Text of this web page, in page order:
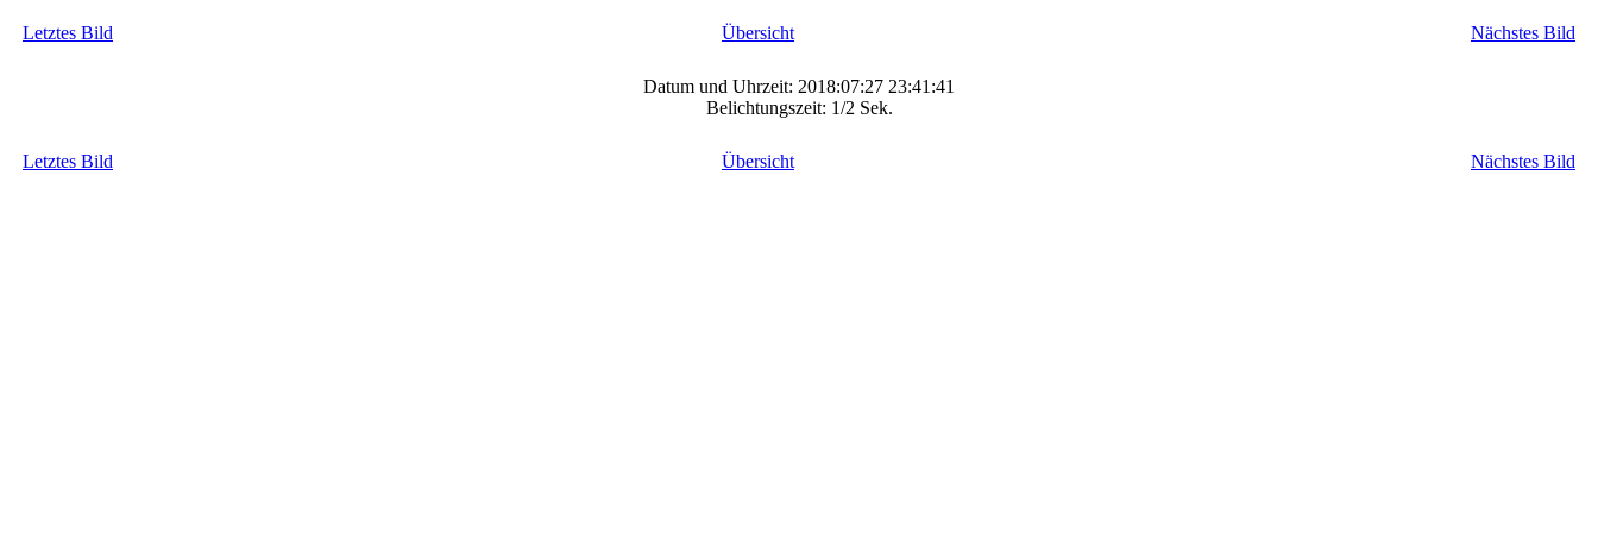
Letztes Bild Übersicht Nächstes Bild
Datum und Uhrzeit: 2018:07:27 23:41:41
Belichtungszeit: 1/2 Sek.
Letztes Bild Übersicht Nächstes Bild